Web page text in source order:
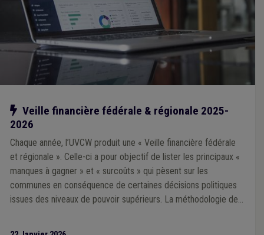
Notre action
Veille financière fédérale & régionale 2025-
2026
Chaque année, l’UVCW produit une « Veille financière fédérale
et régionale ». Celle-ci a pour objectif de lister les principaux «
manques à gagner » et « surcoûts » qui pèsent sur les
communes en conséquence de certaines décisions politiques
issues des niveaux de pouvoir supérieurs. La méthodologie de